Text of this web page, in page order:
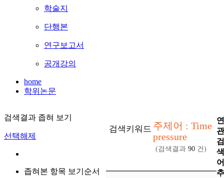
학술지
단행본
연구보고서
공개강의
home
학위논문
검색결과 좁혀 보기
선택해제
좁혀본 항목 보기순서
검색키워드 주제어 : Time
pressure
(검색결과 90 건)
연
관
검
색
어
추